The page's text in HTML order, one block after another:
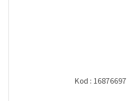
Kod : 16876697